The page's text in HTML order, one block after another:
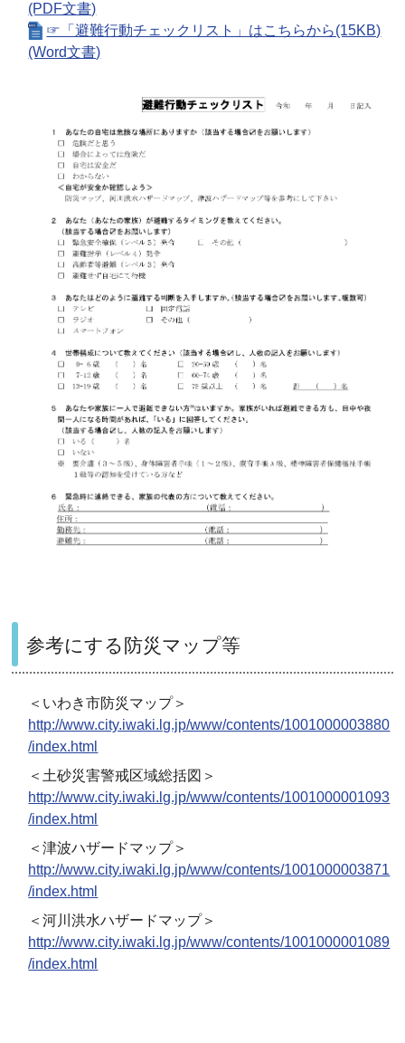
(PDF文書)
☞「避難行動チェックリスト」はこちらから(15KB)
(Word文書)
参考にする防災マップ等
＜いわき市防災マップ＞
http://www.city.iwaki.lg.jp/www/contents/1001000003880
/index.html
＜土砂災害警戒区域総括図＞
http://www.city.iwaki.lg.jp/www/contents/1001000001093
/index.html
＜津波ハザードマップ＞
http://www.city.iwaki.lg.jp/www/contents/1001000003871
/index.html
＜河川洪水ハザードマップ＞
http://www.city.iwaki.lg.jp/www/contents/1001000001089
/index.html